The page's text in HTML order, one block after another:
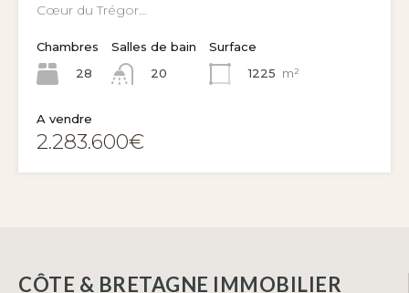
Cœur du Trégor…
Chambres
28
Salles de bain
20
Surface
1225 m²
A vendre
2.283.600€
CÔTE & BRETAGNE IMMOBILIER